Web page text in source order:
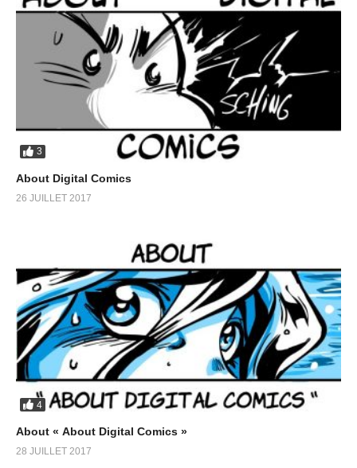
3
About Digital Comics
26 JUILLET 2017
4
About « About Digital Comics »
28 JUILLET 2017